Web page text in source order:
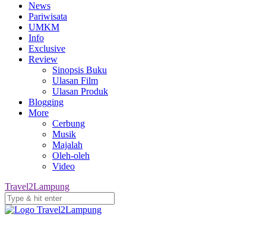
News
Pariwisata
UMKM
Info
Exclusive
Review
Sinopsis Buku
Ulasan Film
Ulasan Produk
Blogging
More
Cerbung
Musik
Majalah
Oleh-oleh
Video
Travel2Lampung